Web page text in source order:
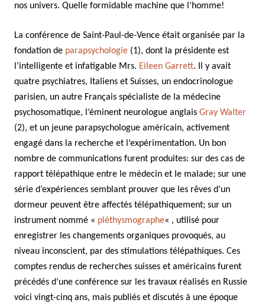
nos univers. Quelle formidable machine que l’homme!
La conférence de Saint-Paul-de-Vence était organisée par la
fondation de parapsychologie (1), dont la présidente est
l’intelligente et infatigable Mrs. Eileen Garrett. Il y avait
quatre psychiatres, Italiens et Suisses, un endocrinologue
parisien, un autre Français spécialiste de la médecine
psychosomatique, l’éminent neurologue anglais Gray Walter
(2), et un jeune parapsychologue américain, activement
engagé dans la recherche et l’expérimentation. Un bon
nombre de communications furent produites: sur des cas de
rapport télépathique entre le médecin et le malade; sur une
série d’expériences semblant prouver que les rêves d’un
dormeur peuvent être affectés télépathiquement; sur un
instrument nommé « pléthysmographe« , utilisé pour
enregistrer les changements organiques provoqués, au
niveau inconscient, par des stimulations télépathiques. Ces
comptes rendus de recherches suisses et américains furent
précédés d’une conférence sur les travaux réalisés en Russie
voici vingt-cinq ans, mais publiés et discutés à une époque